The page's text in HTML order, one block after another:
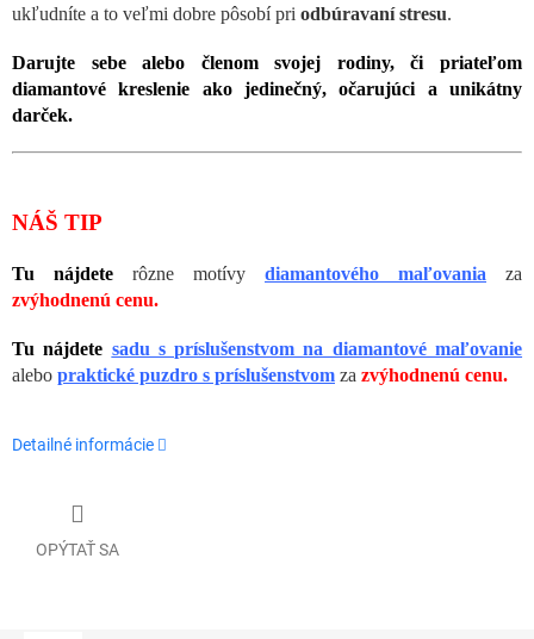
ukľudníte a to veľmi dobre pôsobí pri odbúravaní stresu.
Darujte sebe alebo členom svojej rodiny, či priateľom
diamantové kreslenie ako jedinečný, očarujúci a unikátny
darček.
NÁŠ TIP
Tu nájdete rôzne motívy diamantového maľovania za
zvýhodnenú cenu.
Tu nájdete sadu s príslušenstvom na diamantové maľovanie
alebo praktické puzdro s príslušenstvom za zvýhodnenú cenu.
Detailné informácie
OPÝTAŤ SA